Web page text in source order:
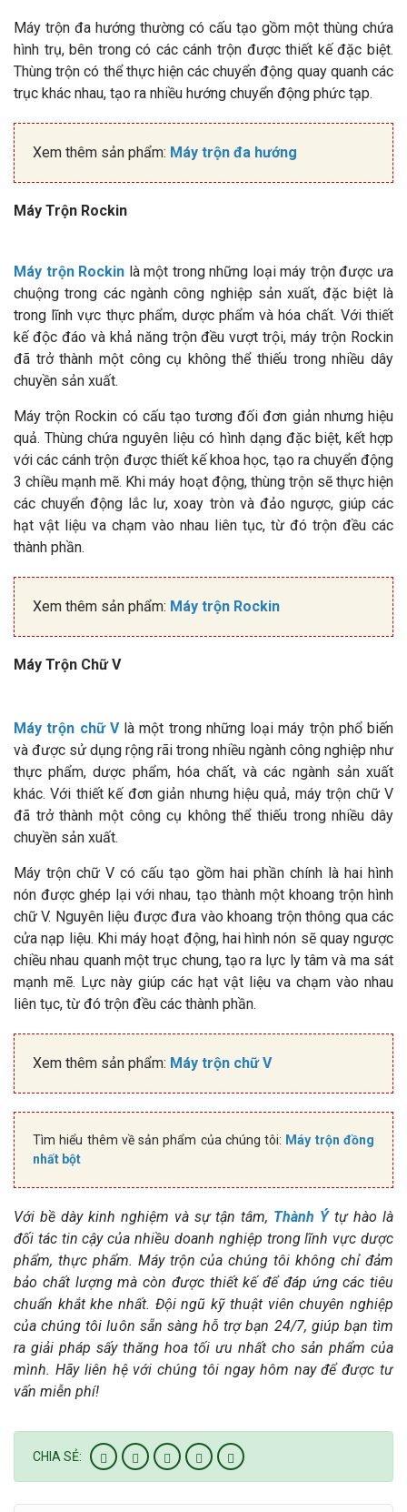
Máy trộn đa hướng thường có cấu tạo gồm một thùng chứa
hình trụ, bên trong có các cánh trộn được thiết kế đặc biệt.
Thùng trộn có thể thực hiện các chuyển động quay quanh các
trục khác nhau, tạo ra nhiều hướng chuyển động phức tạp.
Xem thêm sản phẩm: Máy trộn đa hướng
Máy Trộn Rockin
Máy trộn Rockin là một trong những loại máy trộn được ưa
chuộng trong các ngành công nghiệp sản xuất, đặc biệt là
trong lĩnh vực thực phẩm, dược phẩm và hóa chất. Với thiết
kế độc đáo và khả năng trộn đều vượt trội, máy trộn Rockin
đã trở thành một công cụ không thể thiếu trong nhiều dây
chuyền sản xuất.
Máy trộn Rockin có cấu tạo tương đối đơn giản nhưng hiệu
quả. Thùng chứa nguyên liệu có hình dạng đặc biệt, kết hợp
với các cánh trộn được thiết kế khoa học, tạo ra chuyển động
3 chiều mạnh mẽ. Khi máy hoạt động, thùng trộn sẽ thực hiện
các chuyển động lắc lư, xoay tròn và đảo ngược, giúp các
hạt vật liệu va chạm vào nhau liên tục, từ đó trộn đều các
thành phần.
Xem thêm sản phẩm: Máy trộn Rockin
Máy Trộn Chữ V
Máy trộn chữ Vlà một trong những loại máy trộn phổ biến
và được sử dụng rộng rãi trong nhiều ngành công nghiệp như
thực phẩm, dược phẩm, hóa chất, và các ngành sản xuất
khác. Với thiết kế đơn giản nhưng hiệu quả, máy trộn chữ V
đã trở thành một công cụ không thể thiếu trong nhiều dây
chuyền sản xuất.
Máy trộn chữ V có cấu tạo gồm hai phần chính là hai hình
nón được ghép lại với nhau, tạo thành một khoang trộn hình
chữ V. Nguyên liệu được đưa vào khoang trộn thông qua các
cửa nạp liệu. Khi máy hoạt động, hai hình nón sẽ quay ngược
chiều nhau quanh một trục chung, tạo ra lực ly tâm và ma sát
mạnh mẽ. Lực này giúp các hạt vật liệu va chạm vào nhau
liên tục, từ đó trộn đều các thành phần.
Xem thêm sản phẩm: Máy trộn chữ V
Tìm hiểu thêm về sản phẩm của chúng tôi: Máy trộn đồng
nhất bột
Với bề dày kinh nghiệm và sự tận tâm, Thành Ýtự hào là
đối tác tin cậy của nhiều doanh nghiệp trong lĩnh vực dược
phẩm, thực phẩm. Máy trộn của chúng tôi không chỉ đảm
bảo chất lượng mà còn được thiết kế để đáp ứng các tiêu
chuẩn khắt khe nhất. Đội ngũ kỹ thuật viên chuyên nghiệp
của chúng tôi luôn sẵn sàng hỗ trợ bạn 24/7, giúp bạn tìm
ra giải pháp sấy thăng hoa tối ưu nhất cho sản phẩm của
mình. Hãy liên hệ với chúng tôi ngay hôm nay để được tư
vấn miễn phí!
CHIA SẺ: